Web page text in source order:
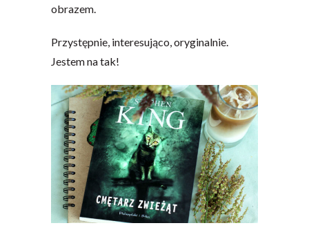
obrazem.
Przystępnie, interesująco, oryginalnie.
Jestem na tak!